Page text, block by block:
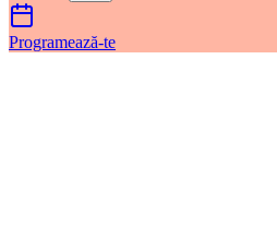
Programează-te